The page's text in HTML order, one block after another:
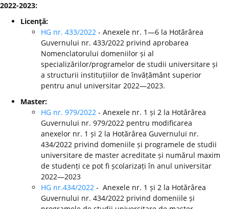
2022-2023:
Licenţă:
HG nr. 433/2022 - Anexele nr. 1—6 la Hotărârea
Guvernului nr. 433/2022 privind aprobarea
Nomenclatorului domeniilor și al
specializărilor/programelor de studii universitare și
a structurii instituțiilor de învățământ superior
pentru anul universitar 2022—2023.
Master:
HG nr. 979/2022 - Anexele nr. 1 și 2 la Hotărârea
Guvernului nr. 979/2022 pentru modificarea
anexelor nr. 1 și 2 la Hotărârea Guvernului nr.
434/2022 privind domeniile și programele de studii
universitare de master acreditate și numărul maxim
de studenți ce pot fi școlarizați în anul universitar
2022—2023
HG nr.434/2022 - Anexele nr. 1 și 2 la Hotărârea
Guvernului nr. 434/2022 privind domeniile și